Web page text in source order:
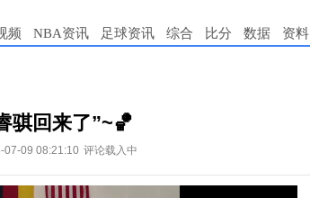
频 NBA资讯 足球资讯 综合 比分 数据 资料
骐回来了”~🏀
07-09 08:21:10 评论载入中